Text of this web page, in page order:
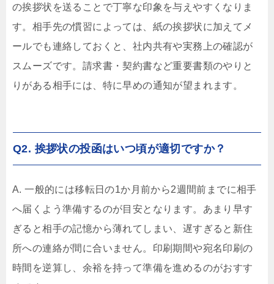
の挨拶状を送ることで丁寧な印象を与えやすくなりま
す。相手先の慣習によっては、紙の挨拶状に加えてメ
ールでも連絡しておくと、社内共有や実務上の確認が
スムーズです。請求書・契約書など重要書類のやりと
りがある相手には、特に早めの通知が望まれます。
Q2. 挨拶状の投函はいつ頃が適切ですか？
A. 一般的には移転日の1か月前から2週間前までに相手
へ届くよう準備するのが目安となります。あまり早す
ぎると相手の記憶から薄れてしまい、遅すぎると新住
所への連絡が間に合いません。印刷期間や宛名印刷の
時間を逆算し、余裕を持って準備を進めるのがおすす